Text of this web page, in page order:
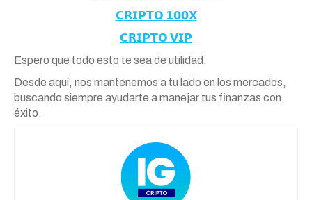
𝗖𝗥𝗜𝗣𝗧𝗢 𝟭𝟬𝟬𝗫
𝗖𝗥𝗜𝗣𝗧𝗢 𝗩𝗜𝗣
Espero que todo esto te sea de utilidad.
Desde aquí, nos mantenemos a tu lado en los mercados,
buscando siempre ayudarte a manejar tus finanzas con
éxito.